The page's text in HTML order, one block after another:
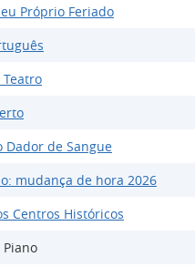
Próprio Feriado
Dador de Sangue
mudança de hora 2026
Centros Históricos